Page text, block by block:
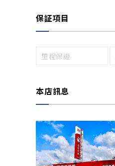
保証項目
里程保證
本店訊息